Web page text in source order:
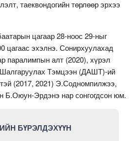
таеквондогийн төрлөөр эрхээ
цагаар 28-ноос 29-ныг
эхэлнэ. Сонирхуулахад
паралимпын алт (2020), хүрэл
Тэмцээн (ДАШТ)-ий
(2017, 2021) Э.Содномпилжээ,
Б.Оюун-Эрдэнэ нар сонгогдсон юм.
БҮРЭЛДЭХҮҮН